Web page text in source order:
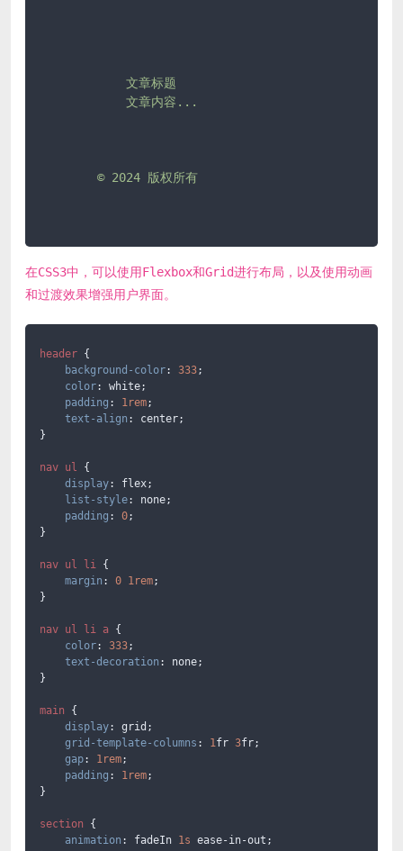
            文章标题
            文章内容...
        © 2024 版权所有
在CSS3中，可以使用Flexbox和Grid进行布局，以及使用动画
和过渡效果增强用户界面。
header {
background-color: 333;
color: white;
padding : 1rem;
text-align : center;
}
nav ul
{
display: flex;
list-style: none;
padding : 0;
}
nav ul li
{
margin : 0 1rem;
}
nav ul li a {
color: 333;
text-decoration : none;
}
main {
display: grid;
grid-template-columns : 1 fr 3fr;
gap: 1rem;
padding : 1rem;
}
section {
animation : fadeIn 1s ease-in-out;